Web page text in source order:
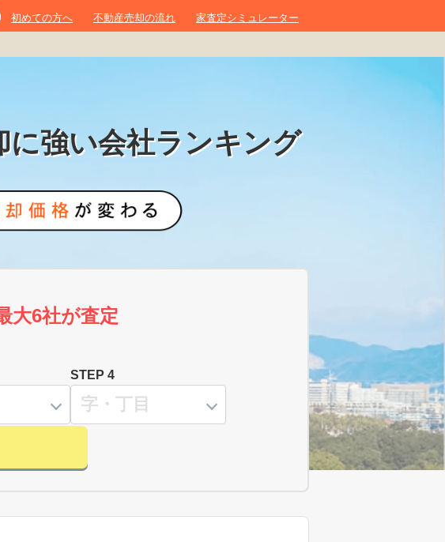
初めての方へ 不動産売却の流れ 家査定シミュレーター
に強い会社ランキング
大6社が査定
STEP 4